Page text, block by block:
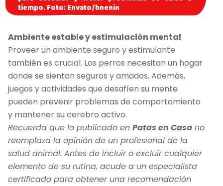
tiempo. Foto: Envato/bnenin
Ambiente estable y estimulación mental
Proveer un ambiente seguro y estimulante
también es crucial. Los perros necesitan un hogar
donde se sientan seguros y amados. Además,
juegos y actividades que desafíen su mente
pueden prevenir problemas de comportamiento
y mantener su cerebro activo.
Recuerda que lo publicado en Patas en Casa no
reemplaza la opinión de un profesional de la
salud animal. Antes de incluir o excluir cualquier
elemento de su rutina, acude a un especialista
certificado para obtener una recomendación